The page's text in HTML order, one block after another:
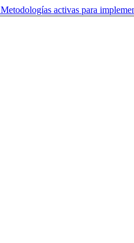
Metodologías activas para